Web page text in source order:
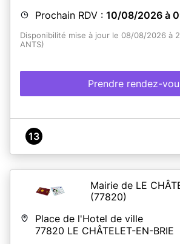
Prochain RDV : 10/08/2026 à
Disponibilité mise à jour le 08/08/2026 à
ANTS)
Prendre rendez-
13
Mairie de LE
(77820)
Place de l'Hotel de ville
77820 LE CHÂTELET-EN-BRIE